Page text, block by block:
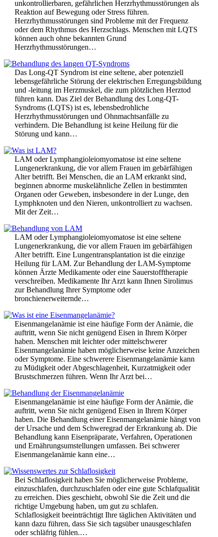
unkontrollierbaren, gefährlichen Herzrhythmusstörungen als
Reaktion auf Bewegung oder Stress führen.
Herzrhythmusstörungen sind Probleme mit der Frequenz
oder dem Rhythmus des Herzschlags. Menschen mit LQTS
können auch ohne bekannten Grund
Herzrhythmusstörungen…
Das Long-QT Syndrom ist eine seltene, aber potenziell
lebensgefährliche Störung der elektrischen Erregungsbildung
und -leitung im Herzmuskel, die zum plötzlichen Herztod
führen kann. Das Ziel der Behandlung des Long-QT-
Syndroms (LQTS) ist es, lebensbedrohliche
Herzrhythmusstörungen und Ohnmachtsanfälle zu
verhindern. Die Behandlung ist keine Heilung für die
Störung und kann…
LAM oder Lymphangioleiomyomatose ist eine seltene
Lungenerkrankung, die vor allem Frauen im gebärfähigen
Alter betrifft. Bei Menschen, die an LAM erkrankt sind,
beginnen abnorme muskelähnliche Zellen in bestimmten
Organen oder Geweben, insbesondere in der Lunge, den
Lymphknoten und den Nieren, unkontrolliert zu wachsen.
Mit der Zeit…
LAM oder Lymphangioleiomyomatose ist eine seltene
Lungenerkrankung, die vor allem Frauen im gebärfähigen
Alter betrifft. Eine Lungentransplantation ist die einzige
Heilung für LAM. Zur Behandlung der LAM-Symptome
können Ärzte Medikamente oder eine Sauerstofftherapie
verschreiben. Medikamente Ihr Arzt kann Ihnen Sirolimus
zur Behandlung Ihrer Symptome oder
bronchienerweiternde…
Eisenmangelanämie ist eine häufige Form der Anämie, die
auftritt, wenn Sie nicht genügend Eisen in Ihrem Körper
haben. Menschen mit leichter oder mittelschwerer
Eisenmangelanämie haben möglicherweise keine Anzeichen
oder Symptome. Eine schwerere Eisenmangelanämie kann
zu Müdigkeit oder Abgeschlagenheit, Kurzatmigkeit oder
Brustschmerzen führen. Wenn Ihr Arzt bei…
Eisenmangelanämie ist eine häufige Form der Anämie, die
auftritt, wenn Sie nicht genügend Eisen in Ihrem Körper
haben. Die Behandlung einer Eisenmangelanämie hängt von
der Ursache und dem Schweregrad der Erkrankung ab. Die
Behandlung kann Eisenpräparate, Verfahren, Operationen
und Ernährungsumstellungen umfassen. Bei schwerer
Eisenmangelanämie kann eine…
Bei Schlaflosigkeit haben Sie möglicherweise Probleme,
einzuschlafen, durchzuschlafen oder eine gute Schlafqualität
zu erreichen. Dies geschieht, obwohl Sie die Zeit und die
richtige Umgebung haben, um gut zu schlafen.
Schlaflosigkeit beeinträchtigt Ihre täglichen Aktivitäten und
kann dazu führen, dass Sie sich tagsüber unausgeschlafen
oder schläfrig fühlen.…